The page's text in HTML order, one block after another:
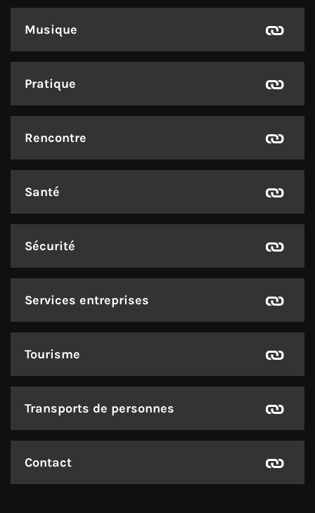
Musique
Pratique
Rencontre
Santé
Sécurité
Services entreprises
Tourisme
Transports de personnes
Contact